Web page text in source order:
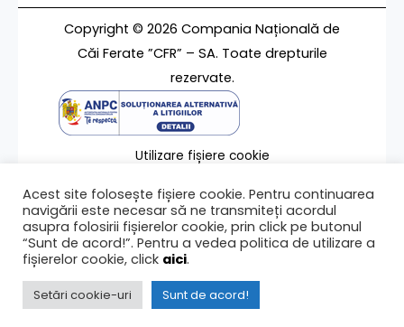
Copyright © 2026 Compania Națională de
Căi Ferate ”CFR” – SA. Toate drepturile
rezervate.
Utilizare fișiere cookie
Contact
Ultima modificare a paginii 20/10/2023
Acest site folosește fișiere cookie. Pentru continuarea
navigării este necesar să ne transmiteți acordul
asupra folosirii fișierelor cookie, prin click pe butonul
“Sunt de acord!”. Pentru a vedea politica de utilizare a
fișierelor cookie, click aici.
Setări cookie-uri Sunt de acord!